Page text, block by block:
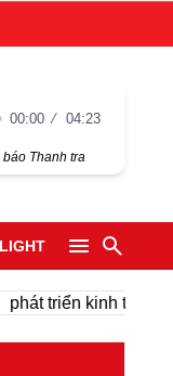
00:00 04:23
Thanh tra
triển kinh tế tư nhân